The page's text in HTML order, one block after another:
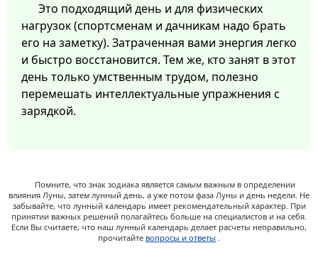
Это подходящий день и для физических
нагрузок (спортсменам и дачникам надо брать
его на заметку). Затраченная вами энергия легко
и быстро восстановится. Тем же, кто занят в этот
день только умственным трудом, полезно
перемешать интеллектуальные упражнения с
зарядкой.
Помните, что знак зодиака является самым важным в определении
влияния Луны, затем лунный день, а уже потом фаза Луны и день недели. Не
забывайте, что лунный календарь имеет рекомендательный характер. При
принятии важных решений полагайтесь больше на специалистов и на себя.
Если Вы считаете, что наш лунный календарь делает расчеты неправильно,
прочитайте вопросы и ответы .